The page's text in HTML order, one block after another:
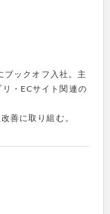
ックオフ入社。主
・ECサイト関連の
善に取り組む。